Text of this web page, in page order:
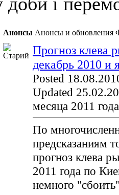
Анонсы Анонсы и обновления
Прогноз клева
декабрь 2010 и
Posted
Updated
месяца 2011
По
предсказаниям
прогноз клева
2011 года по
немного